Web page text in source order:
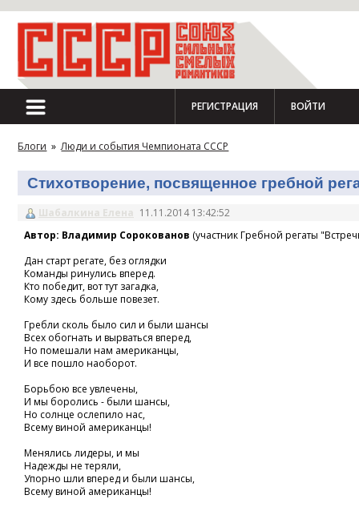
РЕГИСТРАЦИЯ ВОЙТИ
Блоги » Люди и события Чемпионата СССР
Стихотворение, посвященное гребной
Шабалкина Елена 11.11.2014 13:42:52
Автор: Владимир Сорокованов (участник Гребной регаты
Дан старт регате, без оглядки
Команды ринулись вперед.
Кто победит, вот тут загадка,
Кому здесь больше повезет.
Гребли сколь было сил и были шансы
Всех обогнать и вырваться вперед,
Но помешали нам американцы,
И все пошло наоборот.
Борьбою все увлечены,
И мы боролись - были шансы,
Но солнце ослепило нас,
Всему виной американцы!
Менялись лидеры, и мы
Надежды не теряли,
Упорно шли вперед и были шансы,
Всему виной американцы!